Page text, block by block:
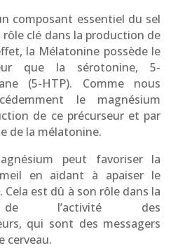
composant essentiel du sel
rôle clé dans la production de
la Mélatonine possède le
que la sérotonine, 5-
(5-HTP). Comme nous
le magnésium
de ce précurseur et par
de la mélatonine.
peut favoriser la
en aidant à apaiser le
Cela est dû à son rôle dans la
de l’activité des
qui sont des messagers
cerveau.